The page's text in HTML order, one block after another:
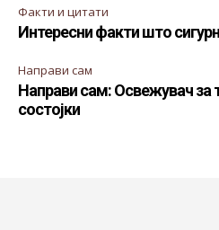
Факти и цитати
Интересни факти што
Направи сам
Направи сам: Освежувач за
состојки